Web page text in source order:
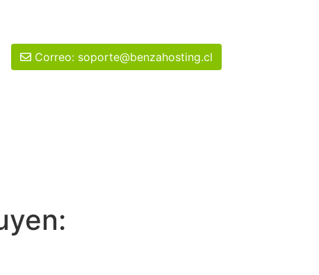
Correo: soporte@benzahosting.cl